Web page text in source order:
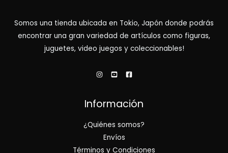
Somos una tienda ubicada en Tokio, Japón donde podrás
encontrar una gran variedad de artículos como figuras,
juguetes, video juegos y coleccionables!
Información
¿Quiénes somos?
Envíos
Términos y Condiciones